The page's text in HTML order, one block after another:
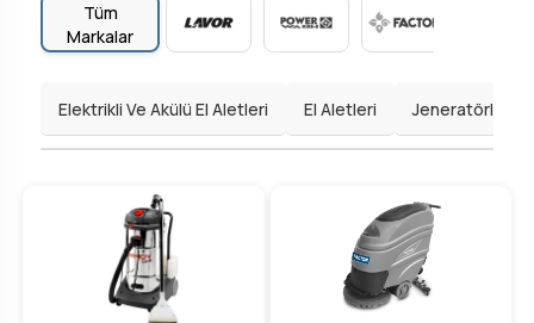
Tüm
Markalar
Elektrikli Ve Akülü El Aletleri El Aletleri Jeneratörler